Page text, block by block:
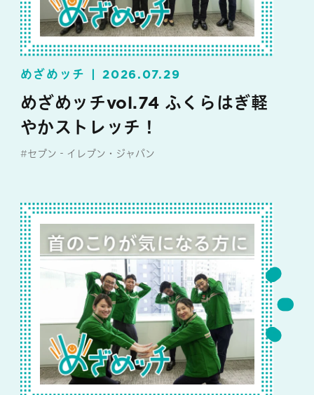
めざめッチ 2026.07.29
めざめッチvol.74 ふくらはぎ軽
やかストレッチ！
#セブン‐イレブン・ジャパン